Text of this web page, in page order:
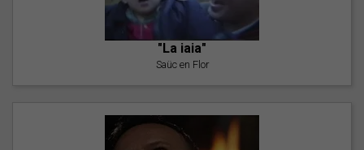
"La iaia"
Saüc en Flor